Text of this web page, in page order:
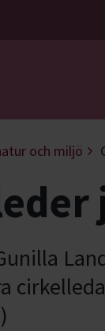
startsida
och miljö